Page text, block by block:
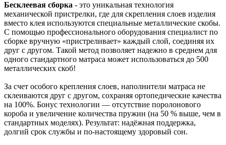
Бесклеевая сборка - это уникальная технология
механической пристрелки, где для скрепления слоев изделия
вместо клея используются специальные металлические скобы.
С помощью профессионального оборудования специалист по
сборке вручную «пристреливает» каждый слой, соединяя их
друг с другом. Такой метод позволяет надежно в среднем для
одного стандартного матраса может использоваться до 500
металлических скоб!
За счет особого крепления слоев, наполнители матраса не
склеиваются друг с другом, сохраняя ортопедические качества
на 100%. Бонус технологии — отсутствие поролонового
короба и увеличение количества пружин (на 50 % выше, чем в
стандартных моделях). Результат: надёжная поддержка,
долгий срок службы и по‑настоящему здоровый сон.